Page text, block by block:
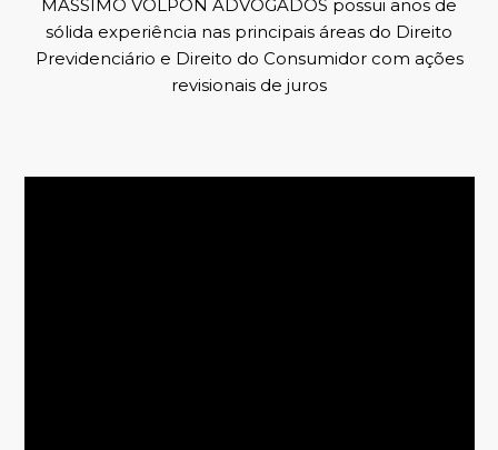
MASSIMO VOLPON ADVOGADOS possui anos de
sólida experiência nas principais áreas do Direito
Previdenciário e Direito do Consumidor com ações
revisionais de juros